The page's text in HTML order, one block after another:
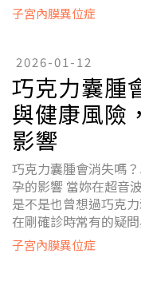
子宮內膜異位症
2026-01-12
巧克力囊腫
與健康風險
影響
巧克力囊腫會消失嗎
孕的影響 當妳在超音
是不是也曾想過巧克
在剛確診時常有的疑
子宮內膜異位症